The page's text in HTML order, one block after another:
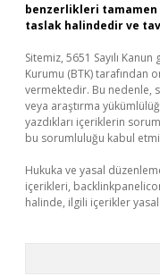
benzerlikleri
taslak halindedir ve
Sitemiz, 5651 Sayılı
Kurumu (BTK) tarafından
vermektedir. Bu nedenle,
veya araştırma
yazdıkları içeriklerin
bu sorumluluğu kabul
Hukuka ve yasal
içerikleri,
halinde, ilgili içerikler